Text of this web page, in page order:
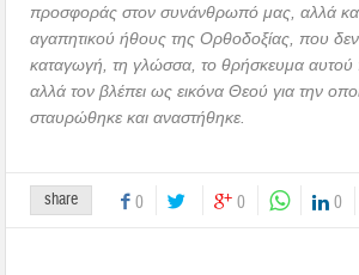
προσφοράς στον συνάνθρωπό μας, αλλά
αγαπητικού ήθους της Ορθοδοξίας, που δεν
καταγωγή, τη γλώσσα, το θρήσκευμα αυτού
αλλά τον βλέπει ως εικόνα Θεού για την
σταυρώθηκε και αναστήθηκε.
share 0 0 0